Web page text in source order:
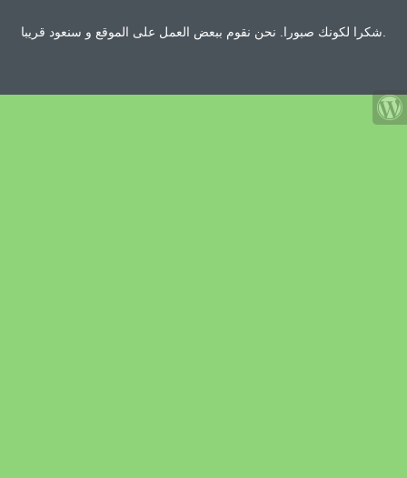
شكرا لكونك صبورا. نحن نقوم ببعض العمل على الموقع و سنعود قريبا.